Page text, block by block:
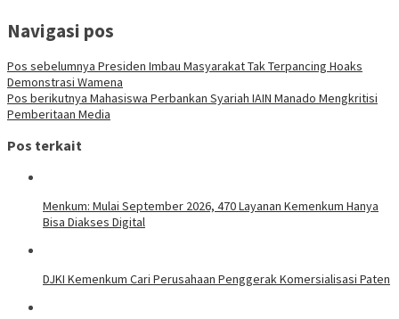
Navigasi pos
Pos sebelumnya Presiden Imbau Masyarakat Tak Terpancing Hoaks
Demonstrasi Wamena
Pos berikutnya Mahasiswa Perbankan Syariah IAIN Manado Mengkritisi
Pemberitaan Media
Pos terkait
Menkum: Mulai September 2026, 470 Layanan Kemenkum Hanya
Bisa Diakses Digital
DJKI Kemenkum Cari Perusahaan Penggerak Komersialisasi Paten